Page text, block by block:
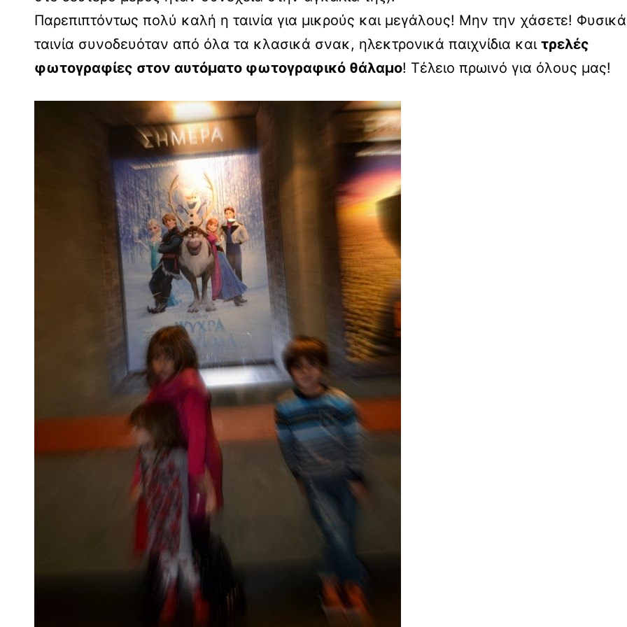
Παρεπιπτόντως πολύ καλή η ταινία για μικρούς και μεγάλους! Μην την χάσετε!
ταινία συνοδευόταν από όλα τα κλασικά σνακ, ηλεκτρονικά παιχνίδια και τρελές
φωτογραφίες στον αυτόματο φωτογραφικό θάλαμο! Τέλειο πρωινό για όλους μας!